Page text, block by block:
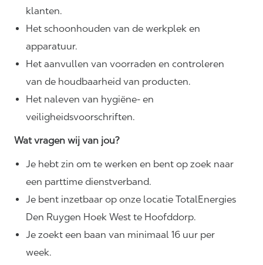
klanten.
Het schoonhouden van de werkplek en
apparatuur.
Het aanvullen van voorraden en controleren
van de houdbaarheid van producten.
Het naleven van hygiëne- en
veiligheidsvoorschriften.
Wat vragen wij van jou?
Je hebt zin om te werken en bent op zoek naar
een parttime dienstverband.
Je bent inzetbaar op onze locatie TotalEnergies
Den Ruygen Hoek West te Hoofddorp.
Je zoekt een baan van minimaal 16 uur per
week.